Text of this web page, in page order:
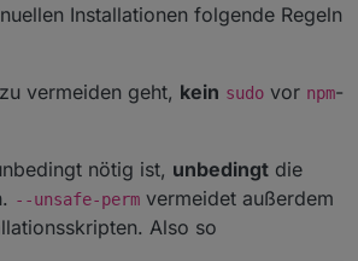
Installationen folgende Regeln
vermeiden geht, kein sudo vor npm-
nötig ist, unbedingt die
--unsafe-perm vermeidet außerdem
Also so